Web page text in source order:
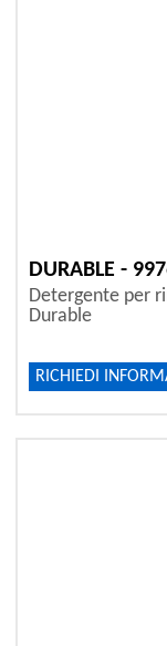
DURABLE -
Detergente per
Durable
RICHIEDI